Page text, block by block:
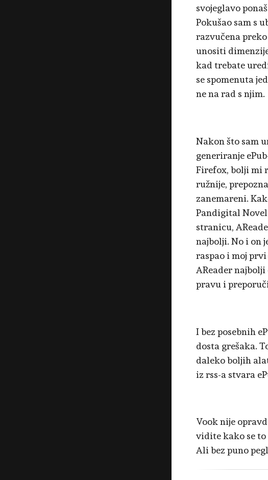
svojeglavo
Pokušao sam s
razvučena
unositi
kad trebate
se spomenuta
ne na rad s njim.
Nakon što sam
generiranje
Firefox, bolji mi
ružnije,
zanemareni.
Pandigital
stranicu,
najbolji. No i on
raspao i moj
AReader
pravu i
I bez posebnih
dosta grešaka.
daleko boljih
iz rss-a stvara
Vook nije
vidite kako se
Ali bez puno